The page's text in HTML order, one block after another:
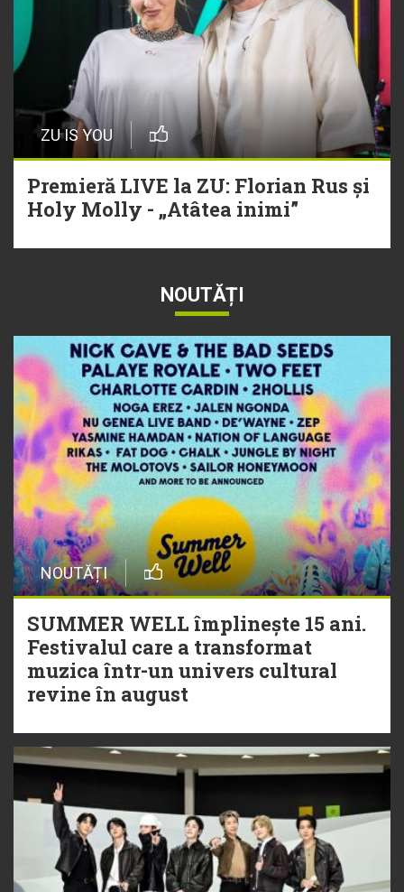
ZU IS YOU
Premieră LIVE la ZU: Florian Rus și
Holy Molly - „Atâtea inimi”
NOUTĂȚI
NOUTĂȚI
SUMMER WELL împlinește 15 ani.
Festivalul care a transformat
muzica într-un univers cultural
revine în august